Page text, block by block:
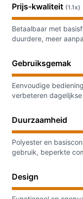
Prijs-kwaliteit (1.1x)
Betaalbaar met
duurdere, meer
Gebruiksgemak
Eenvoudige
verbeteren
Duurzaamheid
Polyester en
gebruik, beperkte
Design